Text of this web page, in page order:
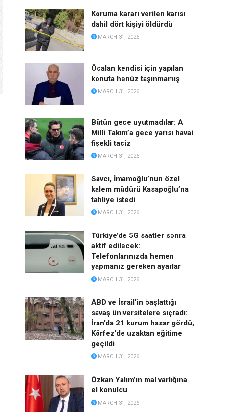
Koruma kararı verilen karısı
dahil dört kişiyi öldürdü
MARCH 31, 2026
Öcalan kendisi için yapılan
konuta henüz taşınmamış
MARCH 31, 2026
Bütün gece uyutmadılar: A
Milli Takım’a gece yarısı havai
fişekli taciz
MARCH 31, 2026
Savcı, İmamoğlu’nun özel
kalem müdürü Kasapoğlu’na
tahliye istedi
MARCH 31, 2026
Türkiye’de 5G saatler sonra
aktif edilecek:
Telefonlarınızda hemen
yapmanız gereken ayarlar
MARCH 31, 2026
ABD ve İsrail’in başlattığı
savaş üniversitelere sıçradı:
İran’da 21 kurum hasar gördü,
Körfez’de uzaktan eğitime
geçildi
MARCH 31, 2026
Özkan Yalım’ın mal varlığına
el konuldu
MARCH 31, 2026